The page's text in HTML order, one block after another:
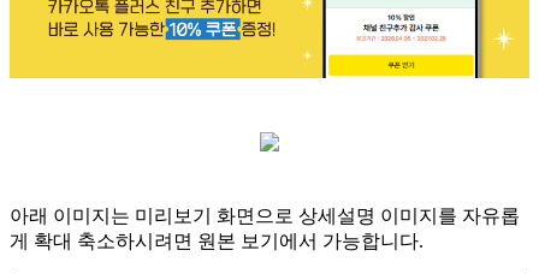
아래 이미지는 미리보기 화면으로 상세설명 이미지를 자유롭
게 확대 축소하시려면 원본 보기에서 가능합니다.